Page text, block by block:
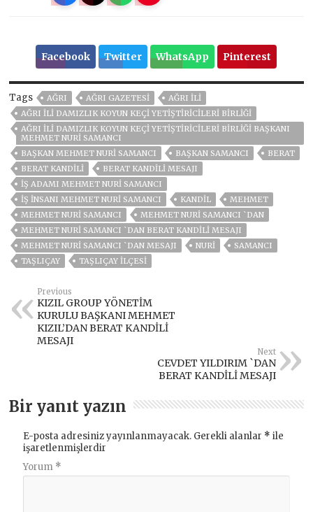
Facebook Twitter WhatsApp Pinterest
Tags AĞRI AĞRI GAZETESİ
AĞRI ILI
AĞRI İLI DAMIZLIK KOYUN KEÇI YETIŞTIRICILERI BIRLIĞI
AĞRI İLI DAMIZLIK KOYUN KEÇI YETIŞTIRICILERI BIRLIĞI BAŞKANI
MEHMET NURI SAMANCI
BAŞKAN MEHMET NURI SAMANCI
BAŞKAN SAMANCI
BERAT
BERAT KANDILI
BERAT KANDİLİ MESAJI
IŞ ADAMI MEHMET NURI SAMANCI
IŞ INSANI MEHMET NURI SAMANCI
KANDIL
MEHMET
MEHMET NURİ SAMANCI
MEHMET NURİ SAMANCI `DAN
MEHMET NURİ SAMANCI `DAN BERAT KANDİLİ MESAJI
MEHMET NURİ SAMANCI `DAN MESAJI
NURI
SAMANCI
TAŞLIÇAY
TAŞLIÇAY ILÇESI
Previous
KIZIL GROUP YÖNETİM
KURULU BAŞKANI MEHMET
KIZIL’DAN BERAT KANDİLİ
MESAJI
Next
CEVDET YILDIRIM `DAN
BERAT KANDİLİ MESAJI
Bir yanıt yazın
E-posta adresiniz yayınlanmayacak. Gerekli alanlar * ile
işaretlenmişlerdir
Yorum *